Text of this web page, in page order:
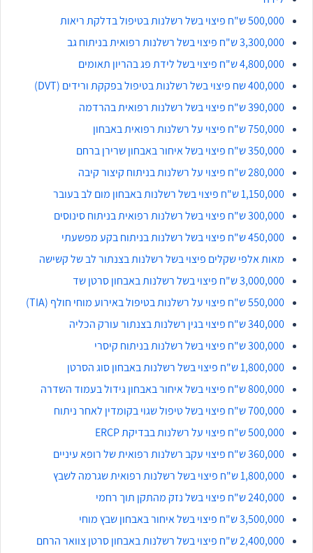
500,000 ש"ח פיצוי בשל רשלנות בטיפול בדלקת ריאות
3,300,000 ש"ח פיצוי בשל רשלנות רפואית בניתוח גב
4,800,000 ש"ח פיצוי בשל לידת פג בהריון תאומים
400,000 שח פיצוי בשל רשלנות בטיפול בפקקת ורידים (DVT)
390,000 ש"ח פיצוי בשל רשלנות רפואית בהרדמה
750,000 ש"ח פיצוי על רשלנות רפואית באבחון
350,000 ש"ח פיצוי בשל איחור באבחון שרירן ברחם
280,000 ש"ח פיצוי על רשלנות בניתוח קיצור קיבה
1,150,000 ש"ח פיצוי בשל רשלנות באבחון מום לב בעובר
300,000 ש"ח פיצוי בשל רשלנות רפואית בניתוח סינוסים
450,000 ש"ח פיצוי בשל רשלנות בניתוח בקע מפשעתי
מאות אלפי שקלים פיצוי בשל רשלנות בצנתור לב של קשישה
3,000,000 ש"ח פיצוי בשל רשלנות באבחון סרטן שד
550,000 ש"ח פיצוי על רשלנות בטיפול באירוע מוחי חולף (TIA)
340,000 ש"ח פיצוי בגין רשלנות בצנתור עורק הכליה
300,000 ש"ח פיצוי בשל רשלנות בניתוח קיסרי
1,800,000 ש"ח פיצוי בשל רשלנות באבחון סוג הסרטן
800,000 ש"ח פיצוי בשל איחור באבחון גידול בעמוד השדרה
700,000 ש"ח פיצוי בשל טיפול שגוי בקומדין לאחר ניתוח
500,000 ש"ח פיצוי על רשלנות בבדיקת ERCP
360,000 ש"ח פיצוי עקב רשלנות רפואית של רופא עיניים
1,800,000 ש"ח פיצוי בשל רשלנות רפואית שגרמה לשבץ
240,000 ש"ח פיצוי בשל נזק מהתקן תוך רחמי
3,500,000 ש"ח פיצוי בשל איחור באבחון שבץ מוחי
2,400,000 ש"ח פיצוי בשל רשלנות באבחון סרטן צוואר הרחם